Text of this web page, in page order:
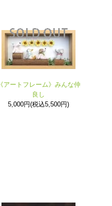
《アートフレーム》みんな仲
良し
5,000円(税込5,500円)